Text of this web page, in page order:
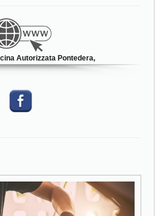
Autorizzata Pontedera,